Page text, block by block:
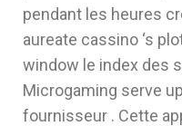
pendant les heures
aureate cassino ‘s
window le index des
Microgaming serve
fournisseur . Cette